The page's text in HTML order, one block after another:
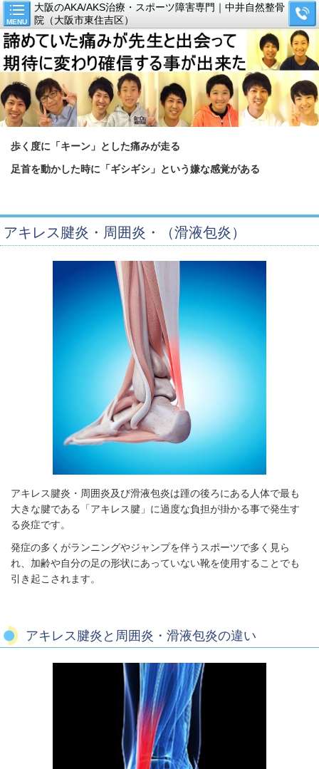
MENU
大阪のAKA/AKS治療・スポーツ障害専門｜中井自然整骨
院（大阪市東住吉区）
歩く度に「キーン」とした痛みが走る
足首を動かした時に「ギシギシ」という嫌な感覚がある
アキレス腱炎・周囲炎・（滑液包炎）
アキレス腱炎・周囲炎及び滑液包炎は踵の後ろにある人体で最も
大きな腱である「アキレス腱」に過度な負担が掛かる事で発生す
る炎症です。
発症の多くがランニングやジャンプを伴うスポーツで多く見ら
れ、加齢や自分の足の形状にあっていない靴を使用することでも
引き起こされます。
アキレス腱炎と周囲炎・滑液包炎の違い